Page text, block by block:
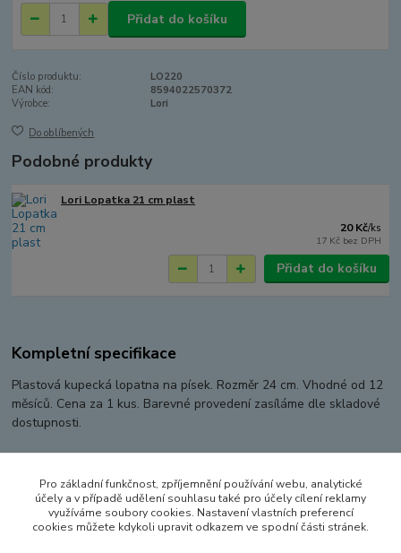
Přidat do košíku
Číslo produktu:
LO220
EAN kód:
8594022570372
Výrobce:
Lori
Do oblíbených
Podobné produkty
Lori Lopatka 21 cm plast
20 Kč/ks
17 Kč bez DPH
Přidat do košíku
Kompletní specifikace
Plastová kupecká lopatna na písek. Rozměr 24 cm. Vhodné od 12
měsíců. Cena za 1 kus. Barevné provedení zasíláme dle skladové
dostupnosti.
Zboží zařazeno v kategoriích
HRAČKY NA VEN A SPORT
Pro základní funkčnost, zpříjemnění používání webu, analytické
účely a v případě udělení souhlasu také pro účely cílení reklamy
využíváme soubory cookies. Nastavení vlastních preferencí
cookies můžete kdykoli upravit odkazem ve spodní části stránek.